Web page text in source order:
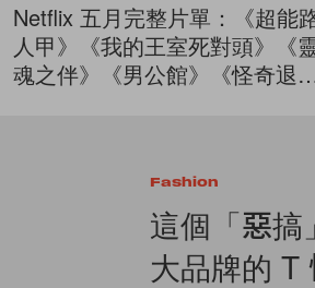
Netflix 五月完整片單：《超能
人甲》《我的王室死對頭》《
魂之伴》《男公館》《怪奇退
Fashion
這個「惡
大品牌的 T